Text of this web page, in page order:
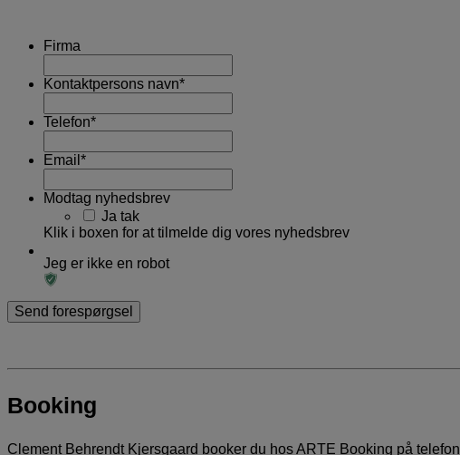
Firma
Kontaktpersons navn*
Telefon*
Email *
Modtag nyhedsbrev
Ja tak
Klik i boxen for at tilmelde dig vores nyhedsbrev
Jeg er ikke en robot
Booking
Clement Behrendt Kjersgaard booker du hos ARTE Booking på telefon